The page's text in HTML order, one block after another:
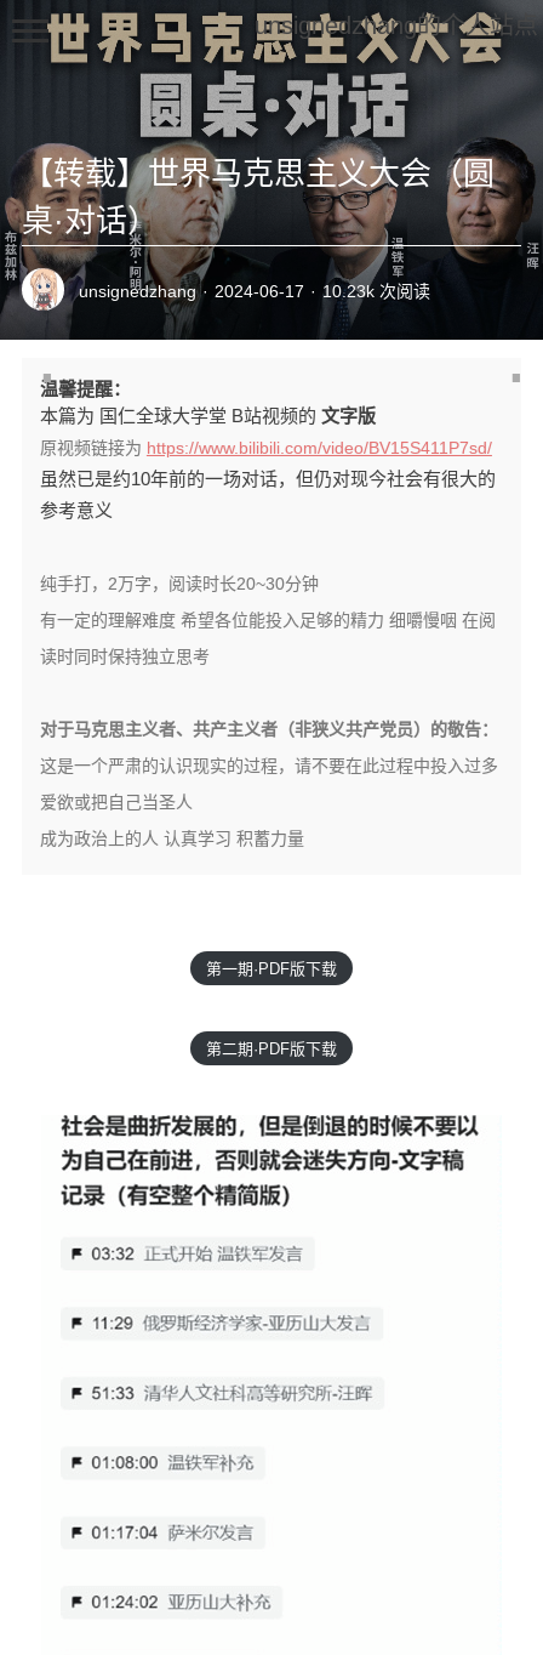
【转载】世界马克思主义大会（圆
桌·对话）
unsignedzhang · 2024-06-17 · 10.23k 次阅读
温馨提醒：
本篇为 国仁全球大学堂 B站视频的 文字版
原视频链接为 https://www.bilibili.com/video/BV15S411P7sd/
虽然已是约10年前的一场对话，但仍对现今社会有很大的
参考意义
纯手打，2万字，阅读时长20~30分钟
有一定的理解难度 希望各位能投入足够的精力 细嚼慢咽 在阅
读时同时保持独立思考
​​对于马克思主义者、共产主义者（非狭义共产党员）的敬告：
这是一个严肃的认识现实的过程，请不要在此过程中投入过多
爱欲或把自己当圣人
成为政治上的人 认真学习 积蓄力量
第一期·PDF版下载
第二期·PDF版下载
unsignedzhang的个人站点
About me